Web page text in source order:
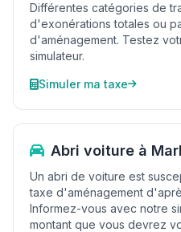
Différentes catégories de
d'exonérations totales ou
d'aménagement. Testez
simulateur.
Simuler ma taxe
Abri voiture à
Un abri de voiture est
taxe d'aménagement
Informez-vous avec notre
montant que vous devrez